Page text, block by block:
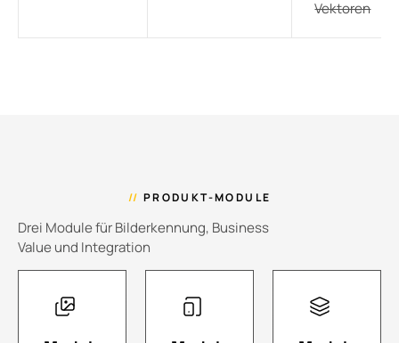
Vektoren
// PRODUKT-MODULE
Drei Module für Bilderkennung, Business
Value und Integration